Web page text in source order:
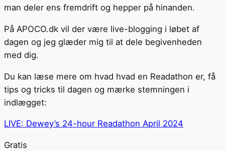
man deler ens fremdrift og hepper på hinanden.
På APOCO.dk vil der være live-blogging i løbet af
dagen og jeg glæder mig til at dele begivenheden
med dig.
Du kan læse mere om hvad hvad en Readathon er, få
tips og tricks til dagen og mærke stemningen i
indlægget:
LIVE: Dewey’s 24-hour Readathon April 2024
Gratis